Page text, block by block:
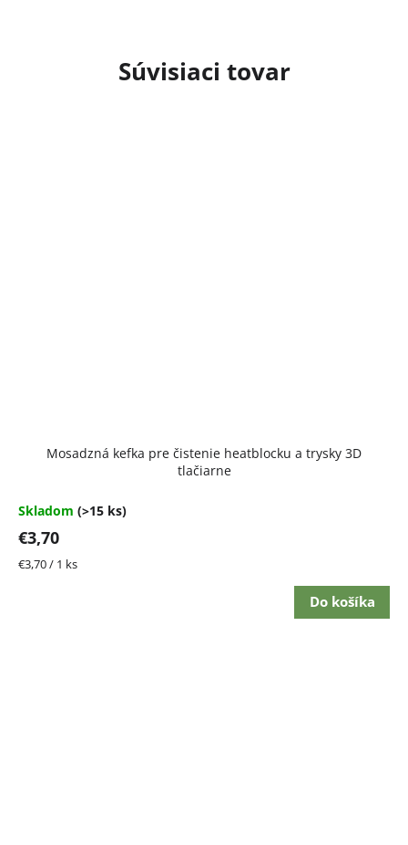
Súvisiaci tovar
Mosadzná kefka pre čistenie heatblocku a trysky 3D
tlačiarne
hodnotenie
5,0
5
hviezdičiek.
Skladom (>15 ks)
€3,70
Jednotková
€3,70 / 1 ks
Do košíka